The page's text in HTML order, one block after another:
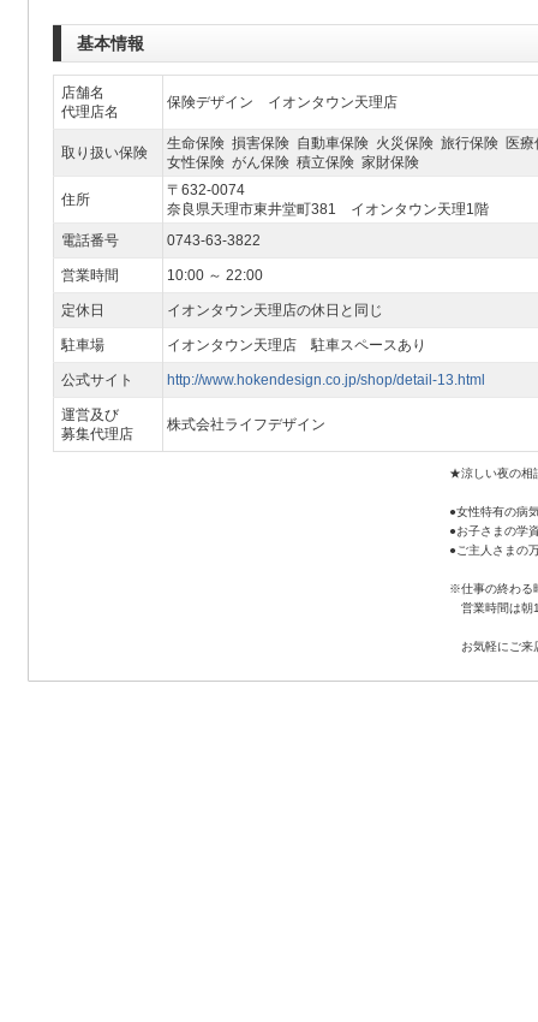
基本情報
店舗名
代理店名
保険デザイン イオンタウン天理店
取り扱い保険
生命保険 損害保険 自動車保険 火災保険 旅行保険 医
女性保険 がん保険 積立保険 家財保険
住所
〒632-0074
奈良県天理市東井堂町381 イオンタウン天理1階
電話番号
0743-63-3822
営業時間 10:00 ～ 22:00
定休日 イオンタウン天理店の休日と同じ
駐車場 イオンタウン天理店 駐車スペースあり
公式サイト http://www.hokendesign.co.jp/shop/detail-13.html
運営及び
募集代理店
株式会社ライフデザイン
★涼しい夜の相
●女性特有の病
●お子さまの学
●ご主人さまの
※仕事の終わる
営業時間は朝
お気軽にご来